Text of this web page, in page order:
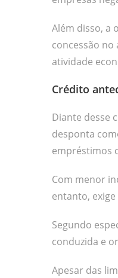
Além disso, a
concessão
atividade
Crédito
Diante desse
desponta
empréstimos
Com menor
entanto,
Segundo
conduzida e
Apesar das